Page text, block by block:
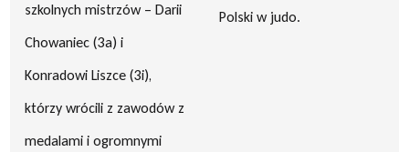
szkolnych mistrzów – Darii
Chowaniec (3a) i
Konradowi Liszce (3i),
którzy wrócili z zawodów z
medalami i ogromnymi
Polski w judo.